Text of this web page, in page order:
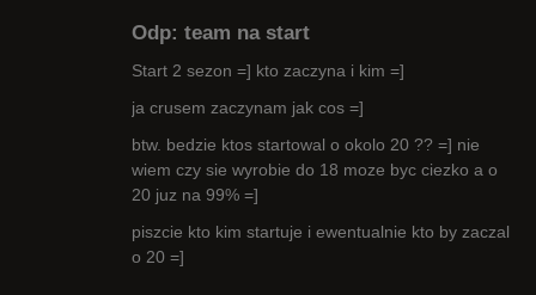
Odp: team na start
Start 2 sezon =] kto zaczyna i kim =]
ja crusem zaczynam jak cos =]
btw. bedzie ktos startowal o okolo 20 ?? =] nie
wiem czy sie wyrobie do 18 moze byc ciezko a o
20 juz na 99% =]
piszcie kto kim startuje i ewentualnie kto by zaczal
o 20 =]